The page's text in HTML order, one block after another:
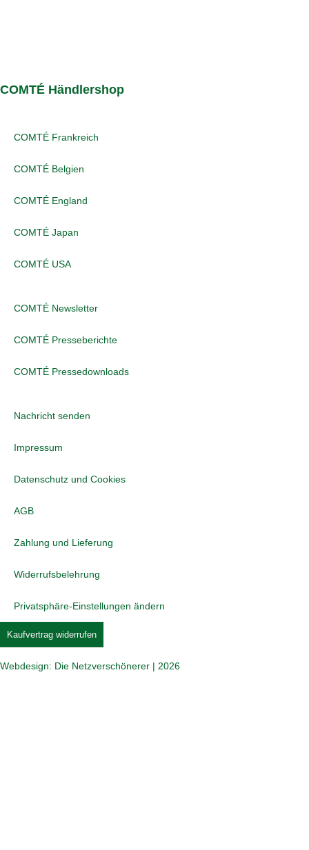
COMTÉ Händlershop
COMTÉ Frankreich
COMTÉ Belgien
COMTÉ England
COMTÉ Japan
COMTÉ USA
COMTÉ Newsletter
COMTÉ Presseberichte
COMTÉ Pressedownloads
Nachricht senden
Impressum
Datenschutz und Cookies
AGB
Zahlung und Lieferung
Widerrufsbelehrung
Privatsphäre-Einstellungen ändern
Kaufvertrag widerrufen
Webdesign: Die Netzverschönerer | 2026